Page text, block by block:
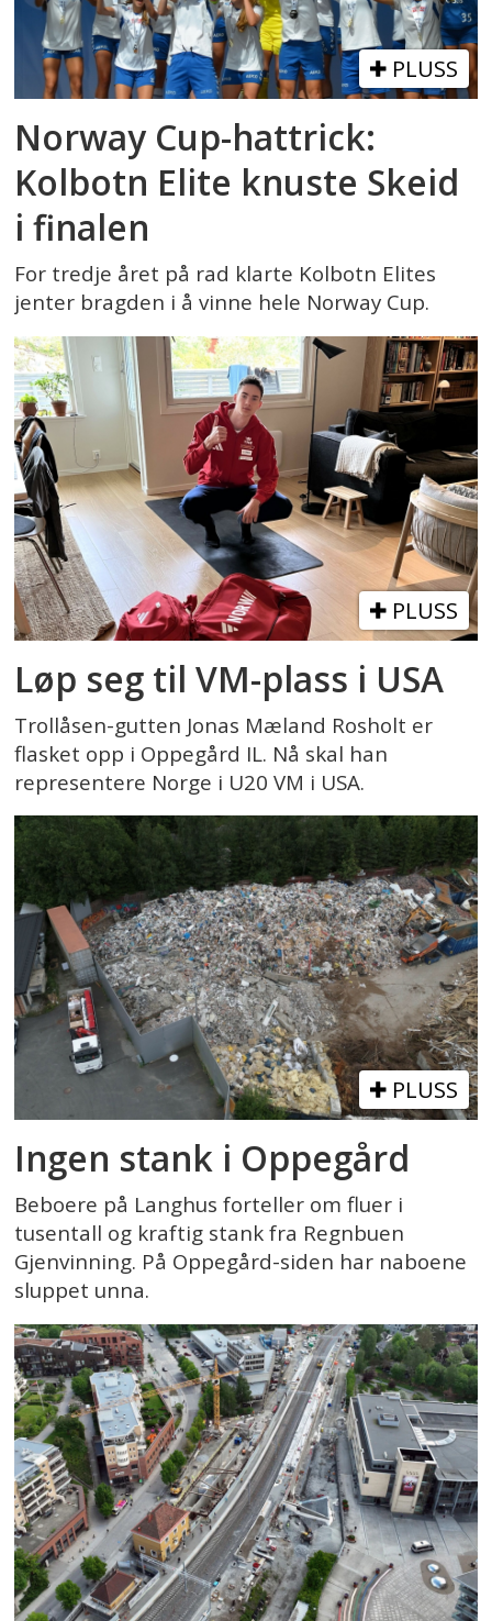
PLUSS
Norway Cup-hattrick:
Kolbotn Elite knuste Skeid
i finalen
For tredje året på rad klarte Kolbotn Elites
jenter bragden i å vinne hele Norway Cup.
PLUSS
Løp seg til VM-plass i USA
Trollåsen-gutten Jonas Mæland Rosholt er
flasket opp i Oppegård IL. Nå skal han
representere Norge i U20 VM i USA.
PLUSS
Ingen stank i Oppegård
Beboere på Langhus forteller om fluer i
tusentall og kraftig stank fra Regnbuen
Gjenvinning. På Oppegård-siden har naboene
sluppet unna.